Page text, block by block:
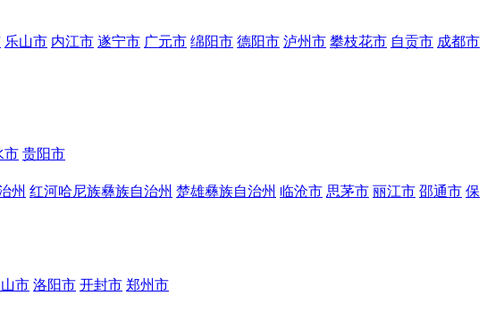
乐山市 内江市 遂宁市 广元市 绵阳市 德阳市 泸州市 攀枝花市 自贡市 成都市
市 贵阳市
州 红河哈尼族彝族自治州 楚雄彝族自治州 临沧市 思茅市 丽江市 邵通市 保
市 洛阳市 开封市 郑州市